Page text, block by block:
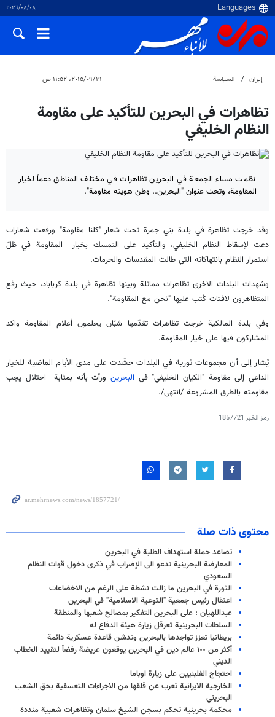
٠٨‏/٠٨‏/٢٠٢٦
إيران السياسة ١٩‏/٠٩‏/٢٠١٥، ١١:٥٢ ص
تظاهرات في البحرين للتأكيد على مقاومة
النظام الخليفي
نظمت مساء الجمعة في البحرين تظاهرات في مختلف المناطق دعماً لخيار
المقاومة، وتحت عنوان "البحرين.. وطن هويته مقاومة".
وقد خرجت تظاهرة في بلدة بني جمرة تحت شعار "كلنا مقاومة" ورفعت شعارات
دعت لإسقاط النظام الخليفي، والتأكيد على التمسك بخيار المقاومة في ظلّ
استمرار النظام بانتهاكاته التي طالت المقدسات والحرمات.
وشهدات البلدات الاخرى تظاهرات مماثلة وبينها تظاهرة في بلدة كرباباد، حيث رفع
المتظاهرون لافتات كُتب عليها "نحن مع المقاومة".
وفي بلدة المالكية خرجت تظاهرات تقدّمها شبّان يحلمون أعلام المقاومة واكد
المشاركون فيها على خيار المقاومة.
يُشار إلى أن مجموعات ثورية في البلدات حشّدت على مدى الأيام الماضية للخيار
الداعي إلى مقاومة "الكيان الخليفي" في البحرين ورأت بأنه بمثابة احتلال يجب
مقاومته بالطرق المشروعة /انتهى/.
رمز الخبر 1857721
محتوى ذات صلة
تصاعد حملة استهداف الطلبة في البحرين
المعارضة البحرينية تدعو الى الإضراب في ذكرى دخول قوات النظام
السعودي
الثورة في البحرين ما زالت نشطة على الرغم من الاخضاعات
اعتقال رئيس جمعية "التوعية الاسلامية" في البحرين
عبداللهيان : على البحرين التفكير بمصالح شعبها والمنطقة
السلطات البحرينية تعرقل زيارة هيئة الدفاع له
بريطانيا تعزز تواجدها بالبحرين وتدشن قاعدة عسكرية دائمة
أكثر من ١٠٠ عالم دين في البحرين يوقعون عريضة رفضاً لتقييد الخطاب
الديني
احتجاج الفلبنيين على زيارة اوباما
الخارجية الايرانية تعرب عن قلقها من الاجراءات التعسفية بحق الشعب
البحريني
محكمة بحرينية تحكم بسجن الشيخ سلمان وتظاهرات شعبية منددة